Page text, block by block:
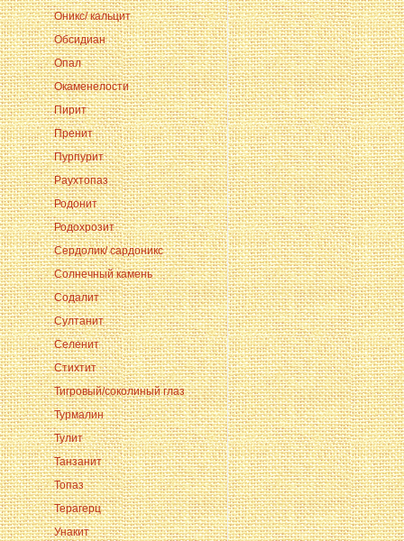
Оникс/ кальцит
Обсидиан
Опал
Окаменелости
Пирит
Пренит
Пурпурит
Раухтопаз
Родонит
Родохрозит
Сердолик/ сардоникс
Солнечный камень
Содалит
Султанит
Селенит
Стихтит
Тигровый/соколиный глаз
Турмалин
Тулит
Танзанит
Топаз
Терагерц
Унакит